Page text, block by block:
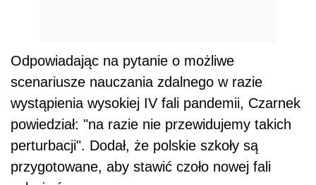
Odpowiadając na pytanie o możliwe
scenariusze nauczania zdalnego w razie
wystąpienia wysokiej IV fali pandemii, Czarnek
powiedział: "na razie nie przewidujemy takich
perturbacji". Dodał, że polskie szkoły są
przygotowane, aby stawić czoło nowej fali